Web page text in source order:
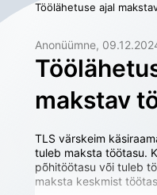
Töölähetuse ajal
Anonüümne,
makstav
TLS värskeim
tuleb maksta töötasu.
põhitöötasu või tuleb
maksta keskmist